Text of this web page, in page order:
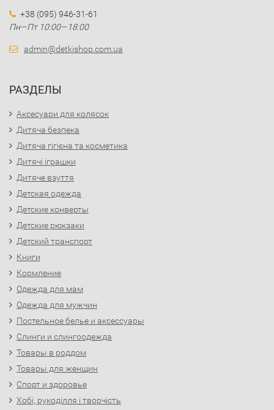
+38 (095) 946-31-61
Пн—Пт 10:00—18:00
admin@detkishop.com.ua
РАЗДЕЛЫ
Аксесуари для колясок
Дитяча безпека
Дитяча гігієна та косметика
Дитячі іграшки
Дитяче взуття
Детская одежда
Детские конверты
Детские рюкзаки
Детский транспорт
Книги
Кормление
Одежда для мам
Одежда для мужчин
Постельное белье и аксессуары
Слинги и слингоодежда
Товары в роддом
Товары для женщин
Спорт и здоровье
Хобі, рукоділля і творчість